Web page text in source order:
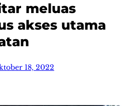
meluas
akses utama
18, 2022